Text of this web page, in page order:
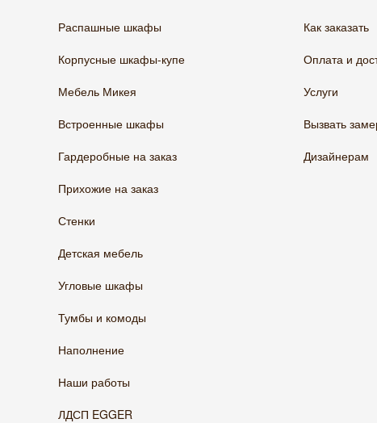
Распашные шкафы
Корпусные шкафы-купе
Мебель Микея
Встроенные шкафы
Гардеробные на заказ
Прихожие на заказ
Стенки
Детская мебель
Угловые шкафы
Тумбы и комоды
Наполнение
Наши работы
ЛДСП EGGER
Как заказать
Оплата и
Услуги
Вызвать
Дизайнерам